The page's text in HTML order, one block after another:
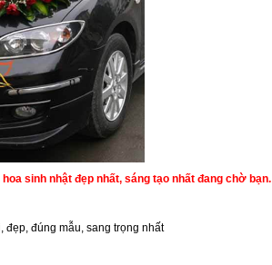
sinh nhật đẹp nhất, sáng tạo nhất đang chờ bạn.
đẹp, đúng mẫu, sang trọng nhất